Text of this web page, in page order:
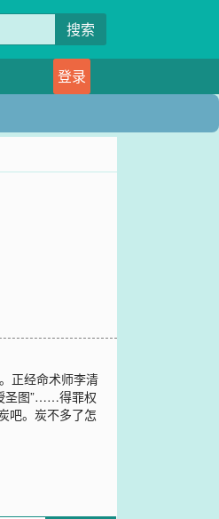
搜索
登录
正经命术师李清
圣图”……得罪权
吧。炭不多了怎